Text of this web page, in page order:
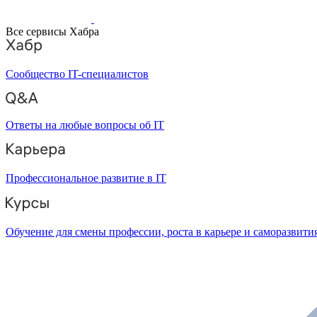
Все сервисы Хабра
Сообщество IT-специалистов
Ответы на любые вопросы об IT
Профессиональное развитие в IT
Обучение для смены профессии, роста в карьере и